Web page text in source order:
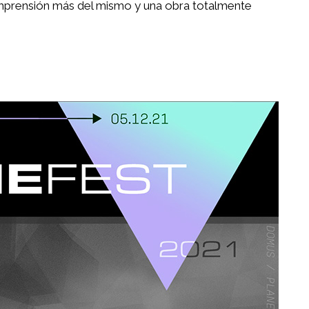
más del mismo y una obra totalmente